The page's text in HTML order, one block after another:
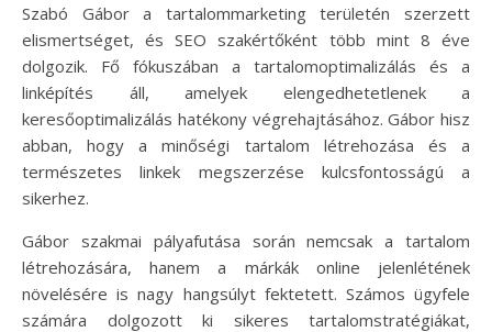
Szabó Gábor a tartalommarketing területén szerzett
elismertséget, és SEO szakértőként több mint 8 éve
dolgozik. Fő fókuszában a tartalomoptimalizálás és a
linképítés áll, amelyek elengedhetetlenek a
keresőoptimalizálás hatékony végrehajtásához. Gábor hisz
abban, hogy a minőségi tartalom létrehozása és a
természetes linkek megszerzése kulcsfontosságú a
sikerhez.
Gábor szakmai pályafutása során nemcsak a tartalom
létrehozására, hanem a márkák online jelenlétének
növelésére is nagy hangsúlyt fektetett. Számos ügyfele
számára dolgozott ki sikeres tartalomstratégiákat,